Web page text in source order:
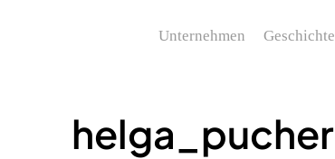
Unternehmen Geschichte
helga_pucher